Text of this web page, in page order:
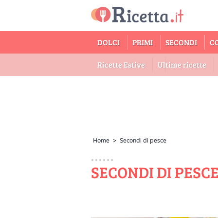
DOLCI PRIMI SECONDI
Ricette Estive Ultime ricette
Home > Secondi di pesce
SECONDI DI